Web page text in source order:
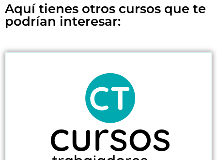
Aquí tienes otros cursos que te
podrían interesar: